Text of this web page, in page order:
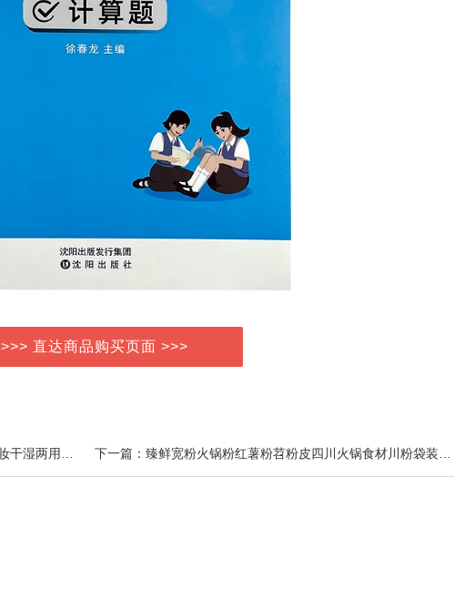
>>> 直达商品购买页面 >>>